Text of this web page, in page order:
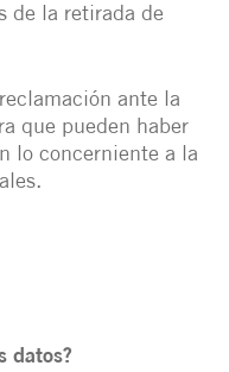
de la retirada de
ante la
que pueden haber
lo concerniente a la
datos?